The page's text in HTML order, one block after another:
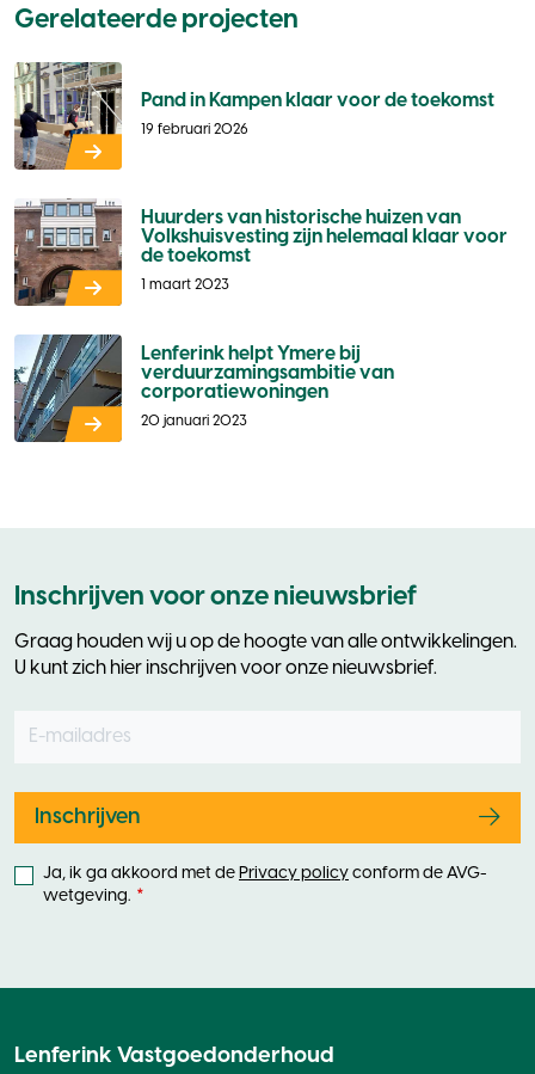
Gerelateerde projecten
Pand in Kampen klaar voor de toekomst
19 februari 2026
Huurders van historische huizen van
Volkshuisvesting zijn helemaal klaar voor
de toekomst
1 maart 2023
Lenferink helpt Ymere bij
verduurzamingsambitie van
corporatiewoningen
20 januari 2023
Inschrijven voor onze nieuwsbrief
Graag houden wij u op de hoogte van alle ontwikkelingen.
U kunt zich hier inschrijven voor onze nieuwsbrief.
Leave
Inschrijven
Ja, ik ga akkoord met de Privacy policy conform de AVG-
wetgeving.
Lenferink Vastgoedonderhoud